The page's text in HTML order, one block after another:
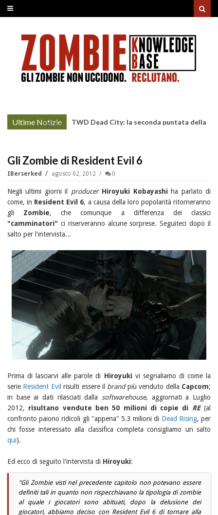
Ultime Notizie
More »
TWD Dead City: la seconda puntata della
Gli Zombie di Resident Evil 6
IBerserked agosto 02, 2012 0
Negli ultimi giorni il producer Hiroyuki Kobayashiha parlato di
come, in Resident Evil 6, a causa della loro popolarità ritorneranno
gli Zombie, che comunque a differenza dei classici
"camminatori" ci riserveranno alcune sorprese. Seguiteci dopo il
salto per l'intervista...
Prima di lasciarvi alle parole di Hiroyukivi segnaliamo di come la
serie Resident Evil risulti essere il brandpiù venduto della Capcom;
in base ai dati rilasciati dalla softwarehouse, aggiornati a Luglio
2012, risultano vendute ben 50 milioni di copie di RE(al
confronto paiono ridicoli gli "appena" 5.3 milioni di Dead Rising, per
chi fosse interessato alla classifica completa consigliamo un salto
qui).
Ed ecco di seguito l'intervista di Hiroyuki:
"Gli Zombie visti nel precedente capitolo non potevano essere
definiti tali in quanto non rispecchiavano la tipologia di zombie
al quale i giocatori sono abituati, dopo la delusione dei
giocatori, abbiamo deciso con Resident Evil 6 di tornare alla